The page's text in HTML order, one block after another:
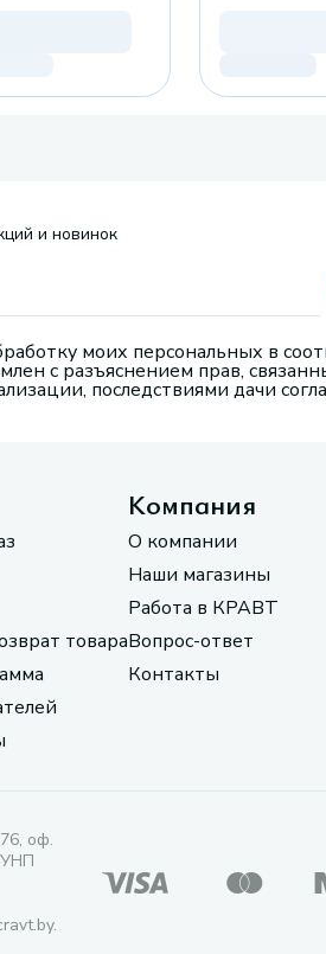
и новинок
моих персональных в
с разъяснением прав,
последствиями дачи
товара
Компания
О компании
Наши магазины
Работа в КРАВТ
Вопрос-ответ
Контакты
оф.
УНП